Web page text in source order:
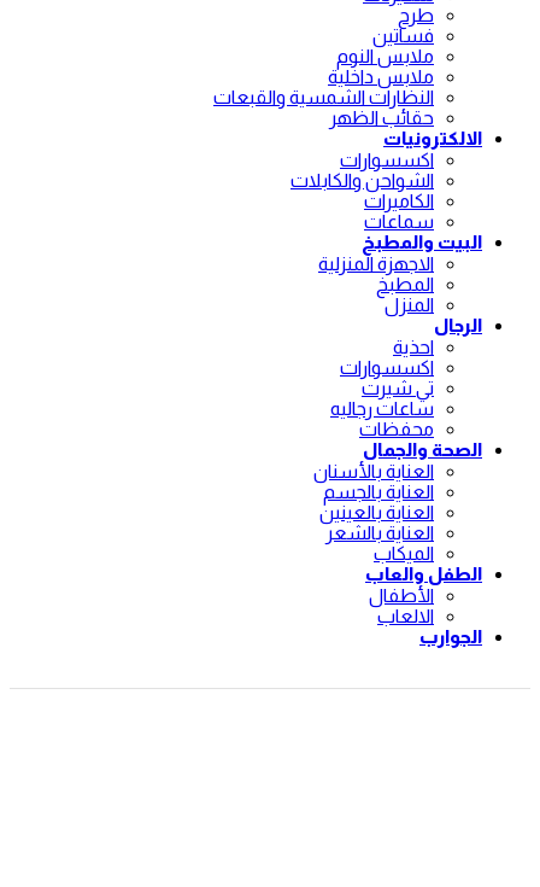
طرح
فساتين
ملابس النوم
ملابس داخلية
النظارات الشمسية والقبعات
حقائب الظهر
الالكترونيات
اكسسوارات
الشواحن والكابلات
الكاميرات
سماعات
البيت والمطبخ
الاجهزة المنزلية
المطبخ
المنزل
الرجال
احذية
اكسسوارات
تي شيرت
ساعات رجاليه
محفظات
الصحة والجمال
العناية بالأسنان
العناية بالجسم
العناية بالعينين
العناية بالشعر
الميكاب
الطفل والعاب
الأطفال
الالعاب
الجوارب